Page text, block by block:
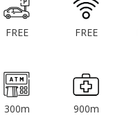
FREE FREE
300m 900m